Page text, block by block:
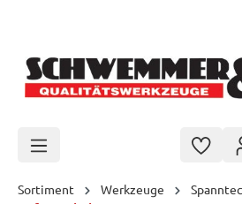
Sortiment Werkzeuge